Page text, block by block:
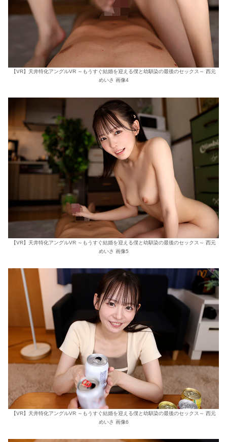
【VR】天井特化アングルVR ～もうすぐ結婚を迎える僕と幼馴染の最後のセックス～ 西元
めいさ 画像4
【VR】天井特化アングルVR ～もうすぐ結婚を迎える僕と幼馴染の最後のセックス～ 西元
めいさ 画像5
【VR】天井特化アングルVR ～もうすぐ結婚を迎える僕と幼馴染の最後のセックス～ 西元
めいさ 画像6